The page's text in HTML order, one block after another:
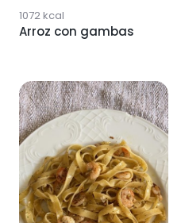
1072kcal
Arroz con gambas